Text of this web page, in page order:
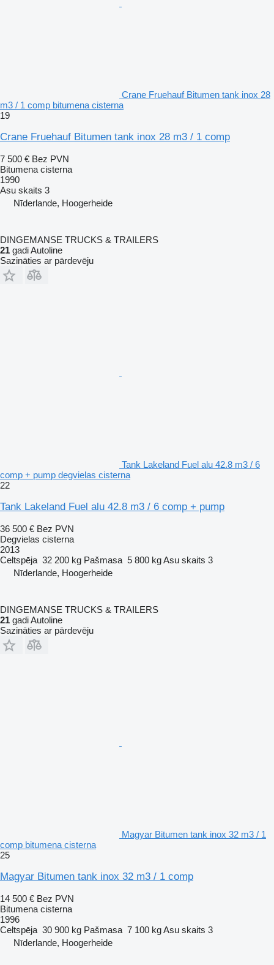
Crane Fruehauf Bitumen tank inox 28
m3 / 1 comp bitumena cisterna
19
Crane Fruehauf Bitumen tank inox 28 m3 / 1 comp
7 500 € Bez PVN
Bitumena cisterna
1990
Asu skaits 3
Nīderlande, Hoogerheide
DINGEMANSE TRUCKS & TRAILERS
21 gadi Autoline
Sazināties ar pārdevēju
Tank Lakeland Fuel alu 42.8 m3 / 6
comp + pump degvielas cisterna
22
Tank Lakeland Fuel alu 42.8 m3 / 6 comp + pump
36 500 € Bez PVN
Degvielas cisterna
2013
Celtspēja 32 200 kg Pašmasa 5 800 kgAsu skaits 3
Nīderlande, Hoogerheide
DINGEMANSE TRUCKS & TRAILERS
21 gadi Autoline
Sazināties ar pārdevēju
Magyar Bitumen tank inox 32 m3 / 1
comp bitumena cisterna
25
Magyar Bitumen tank inox 32 m3 / 1 comp
14 500 € Bez PVN
Bitumena cisterna
1996
Celtspēja 30 900 kg Pašmasa 7 100 kgAsu skaits 3
Nīderlande, Hoogerheide